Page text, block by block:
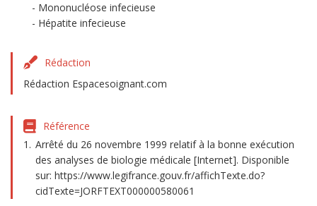
Mononucléose infecieuse
Hépatite infecieuse
Rédaction
Rédaction Espacesoignant.com
Référence
Arrêté du 26 novembre 1999 relatif à la bonne exécution
des analyses de biologie médicale [Internet]. Disponible
sur: https://www.legifrance.gouv.fr/affichTexte.do?
cidTexte=JORFTEXT000000580061